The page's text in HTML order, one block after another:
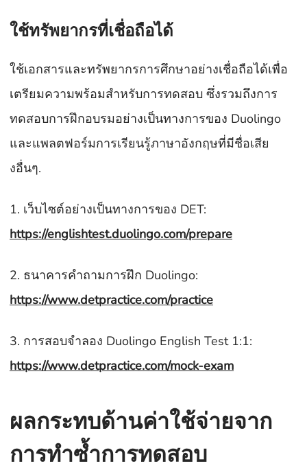
ใช้ทรัพยากรที่เชื่อถือได้
ใช้เอกสารและทรัพยากรการศึกษาอย่างเชื่อถือได้เพื่อ
เตรียมความพร้อมสำหรับการทดสอบ ซึ่งรวมถึงการ
ทดสอบการฝึกอบรมอย่างเป็นทางการของ Duolingo
และแพลตฟอร์มการเรียนรู้ภาษาอังกฤษที่มีชื่อเสีย
งอื่นๆ.
1. เว็บไซต์อย่างเป็นทางการของ DET:
https://englishtest.duolingo.com/prepare
2. ธนาคารคำถามการฝึก Duolingo:
https://www.detpractice.com/practice
3. การสอบจำลอง Duolingo English Test 1:1:
https://www.detpractice.com/mock-exam
ผลกระทบด้านค่าใช้จ่ายจาก
การทำซ้ำการทดสอบ